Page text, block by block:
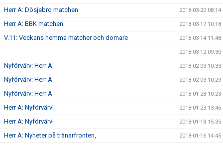
Herr A: Dösjebro matchen 2018-03-20 08:14
Herr A: BBK matchen 2018-03-17 10:18
V.11: Veckans hemma matcher och domare 2018-03-14 11:48
2018-03-12 09:30
Nyförvärv: Herr A 2018-02-03 10:33
Nyförvärv: Herr A 2018-02-03 10:29
Nyförvärv: Herr A 2018-01-28 10:23
Herr A: Nyförvärv! 2018-01-23 13:46
Herr A: Nyförvärv! 2018-01-18 15:35
Herr A: Nyheter på tränarfronten, 2018-01-16 14:45